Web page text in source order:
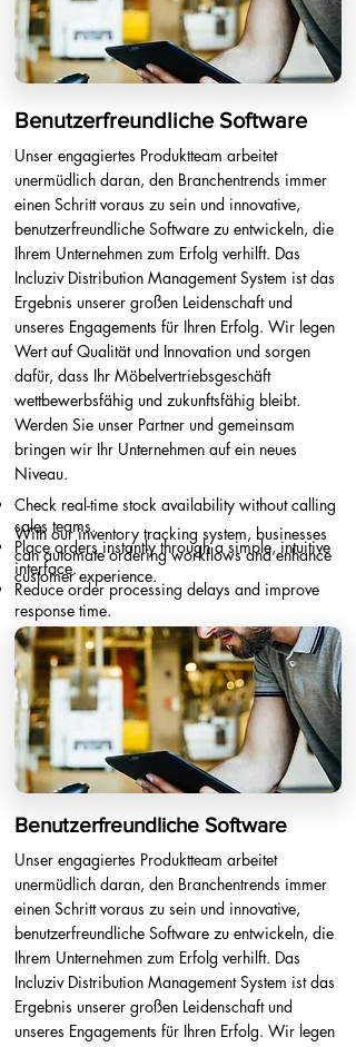
Benutzerfreundliche Software
Unser engagiertes Produktteam arbeitet
unermüdlich daran, den Branchentrends immer
einen Schritt voraus zu sein und innovative,
benutzerfreundliche Software zu entwickeln, die
Ihrem Unternehmen zum Erfolg verhilft. Das
Incluziv Distribution Management System ist das
Ergebnis unserer großen Leidenschaft und
unseres Engagements für Ihren Erfolg. Wir legen
Wert auf Qualität und Innovation und sorgen
dafür, dass Ihr Möbelvertriebsgeschäft
wettbewerbsfähig und zukunftsfähig bleibt.
Werden Sie unser Partner und gemeinsam
bringen wir Ihr Unternehmen auf ein neues
Niveau.
Check real-time stock availability without calling
sales teams.
Place orders instantly through a simple, intuitive
interface.
Reduce order processing delays and improve
response time.​
With our inventory tracking system, businesses
can automate ordering workflows and enhance
customer experience.
Benutzerfreundliche Software
Unser engagiertes Produktteam arbeitet
unermüdlich daran, den Branchentrends immer
einen Schritt voraus zu sein und innovative,
benutzerfreundliche Software zu entwickeln, die
Ihrem Unternehmen zum Erfolg verhilft. Das
Incluziv Distribution Management System ist das
Ergebnis unserer großen Leidenschaft und
unseres Engagements für Ihren Erfolg. Wir legen